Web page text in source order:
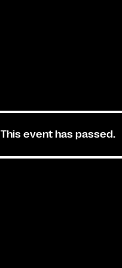
This event has passed.